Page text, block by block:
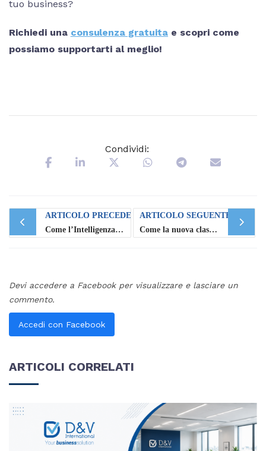
tuo business?
Richiedi una consulenza gratuita e scopri come
possiamo supportarti al meglio!
Condividi:
Post
navigation
ARTICOLO PRECEDENTE
Come l’Intelligenza Artificiale sta trasformando il business
ARTICOLO SEGUENTE
Come la nuova classificazione ATECO 2025 impatta sul tuo e-commerce
Devi accedere a Facebook per visualizzare e lasciare un
commento.
Accedi con Facebook
ARTICOLI CORRELATI